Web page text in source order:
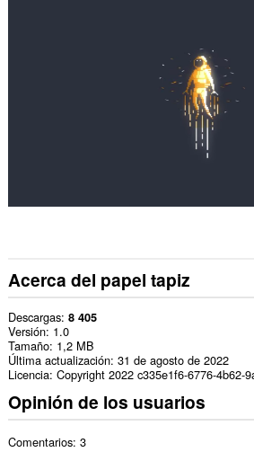
Acerca del papel tapiz
Descargas 8 405
Versión 1.0
Tamaño 1,2 MB
Última actualización 31 de agosto de 2022
Licencia Copyright 2022 c335e1f6-6776-4b62-
Opinión de los usuarios
Comentarios: 3